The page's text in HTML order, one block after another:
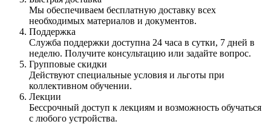
Мы обеспечиваем бесплатную доставку всех
необходимых материалов и документов.
Поддержка
Служба поддержки доступна 24 часа в сутки, 7 дней в
неделю. Получите консультацию или задайте вопрос.
Групповые скидки
Действуют специальные условия и льготы при
коллективном обучении.
Лекции
Бессрочный доступ к лекциям и возможность обучаться
с любого устройства.